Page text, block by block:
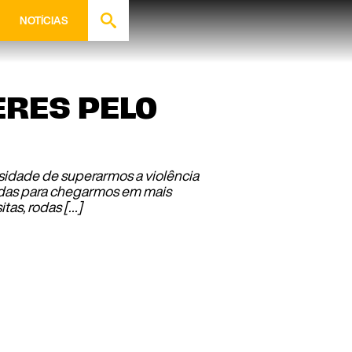
NOTÍCIAS
PELO
de superarmos a violência
para chegarmos em mais
rodas […]